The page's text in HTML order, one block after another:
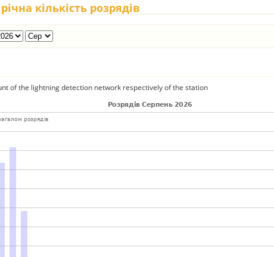
кількість розрядів
of the lightning detection network respectively of the station